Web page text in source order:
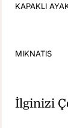
KAPAKLI
MIKNATIS
İlginizi